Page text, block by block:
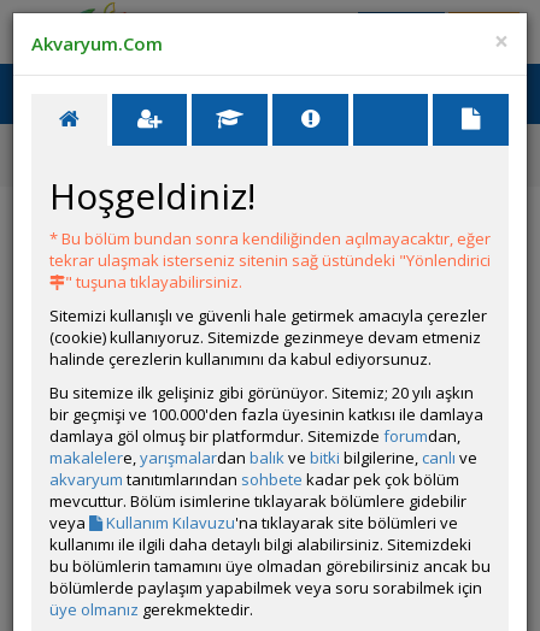
Ana Menü
Yeni Üye Forumu
Kadides Akvaryumumda Planarya
YANIT YAZ
Reccel
Çevrim Dışı
Gönderim Zamanı:29 Haziran 2026 09:16
Merhaba 10 günlük karides akvaryum da parazit gibi suda
kıvrılarak yüzen şeyler gördüm aktif toprak kullanıyorum ve
bitki mini parvula hobiye yeni başladım ne yapmam gerekiyor
×
Akvaryum.Com
Hoşgeldiniz!
* Bu bölüm bundan sonra kendiliğinden açılmayacaktır, eğer
tekrar ulaşmak isterseniz sitenin sağ üstündeki "Yönlendirici
" tuşuna tıklayabilirsiniz.
Sitemizi kullanışlı ve güvenli hale getirmek amacıyla çerezler
(cookie) kullanıyoruz. Sitemizde gezinmeye devam etmeniz
halinde çerezlerin kullanımını da kabul ediyorsunuz.
Bu sitemize ilk gelişiniz gibi görünüyor. Sitemiz; 20 yılı aşkın
bir geçmişi ve 100.000'den fazla üyesinin katkısı ile damlaya
damlaya göl olmuş bir platformdur. Sitemizde forumdan,
makalelere,yarışmalardan balıkve bitki bilgilerine, canlı ve
akvaryum tanıtımlarından sohbete kadar pek çok bölüm
mevcuttur. Bölüm isimlerine tıklayarak bölümlere gidebilir
veya
Kullanım Kılavuzu'na tıklayarak site bölümleri ve
kullanımı ile ilgili daha detaylı bilgi alabilirsiniz. Sitemizdeki
bu bölümlerin tamamını üye olmadan görebilirsiniz ancak bu
bölümlerde paylaşım yapabilmek veya soru sorabilmek için
üye olmanız gerekmektedir.